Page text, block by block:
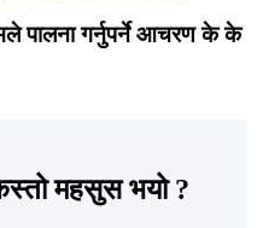
पालना गर्नुपर्ने आचरण के के
महसुस भयो ?